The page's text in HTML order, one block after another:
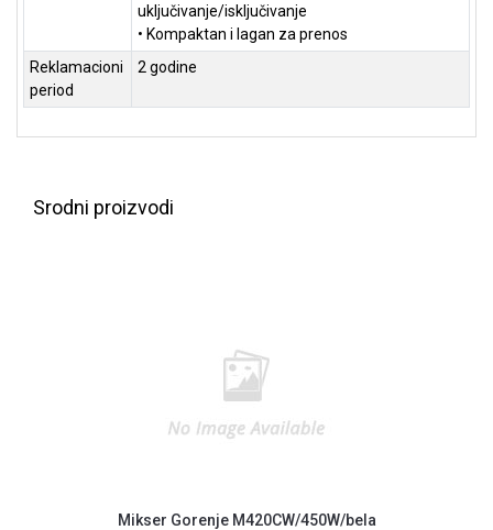
uključivanje/isključivanje
• Kompaktan i lagan za prenos
Reklamacioni
period
2 godine
Srodni proizvodi
Mikser Gorenje M420CW/450W/bela